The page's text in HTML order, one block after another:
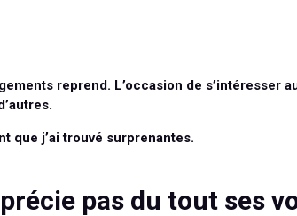
reprend. L’occasion de
que j’ai trouvé surprenantes.
pas du tout ses